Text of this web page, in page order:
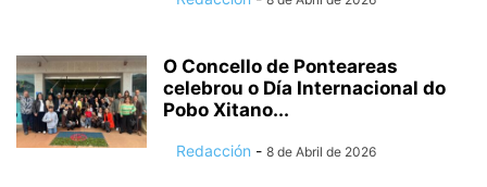
O Concello de Ponteareas
celebrou o Día Internacional do
Pobo Xitano...
Redacción - 8 de Abril de 2026